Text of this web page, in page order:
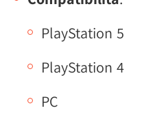
PlayStation 5
PlayStation 4
PC